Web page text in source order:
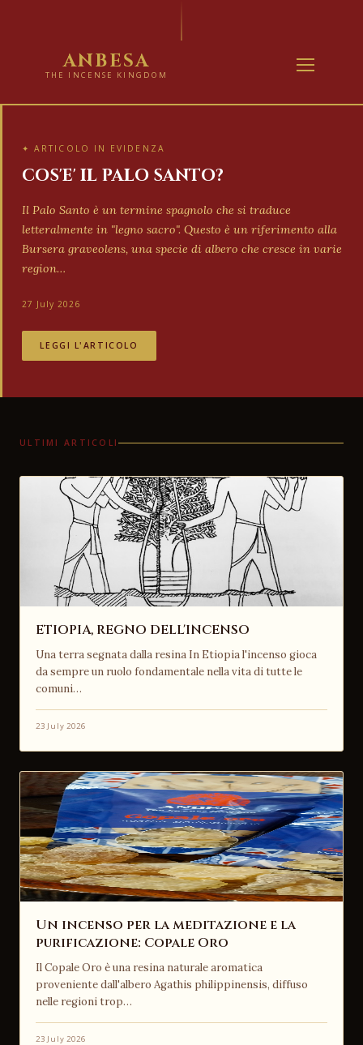
ANBESA
THE INCENSE KINGDOM
✦ ARTICOLO IN EVIDENZA
COS'E' IL PALO SANTO?
Il Palo Santo è un termine spagnolo che si traduce
letteralmente in "legno sacro". Questo è un riferimento alla
Bursera graveolens, una specie di albero che cresce in varie
region…
27 July 2026
LEGGI L'ARTICOLO
ULTIMI ARTICOLI
ETIOPIA, REGNO DELL'INCENSO
Una terra segnata dalla resina In Etiopia l'incenso gioca
da sempre un ruolo fondamentale nella vita di tutte le
comuni…
23 July 2026
Un incenso per la meditazione e la
purificazione: Copale Oro
Il Copale Oro è una resina naturale aromatica
proveniente dall'albero Agathis philippinensis, diffuso
nelle regioni trop…
23 July 2026